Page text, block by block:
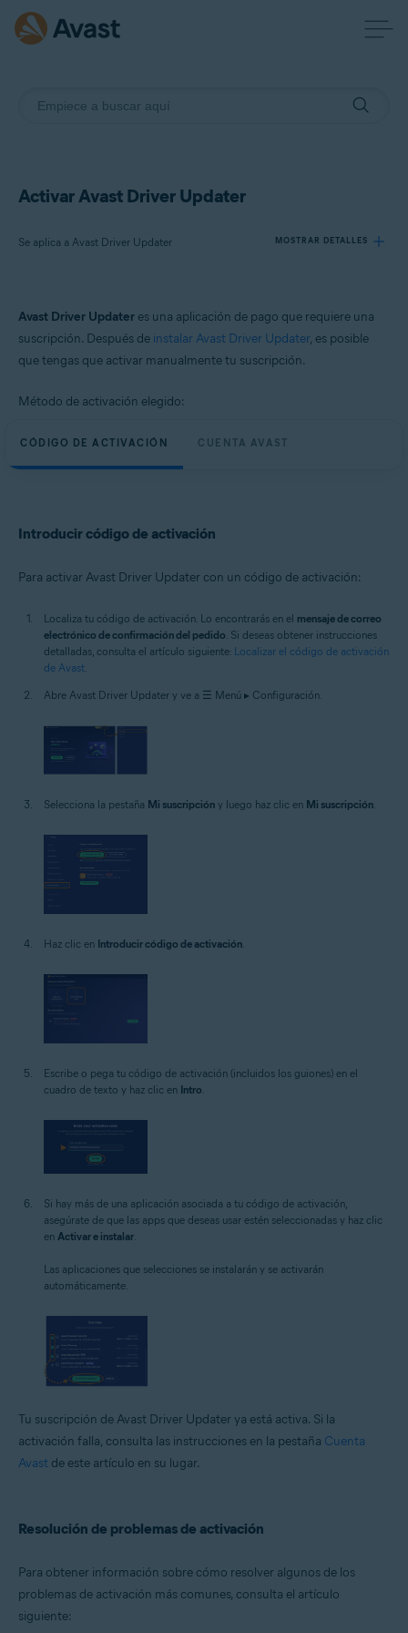
Activar Avast Driver Updater
Se aplica a Avast Driver Updater MOSTRAR DETALLES
Productos:
Avast Driver Updater
Windows
Avast Driver Updater es una aplicación de pago que requiere una
suscripción. Después de instalar Avast Driver Updater, es posible
que tengas que activar manualmente tu suscripción.
Método de activación elegido:
CÓDIGO DE ACTIVACIÓN CUENTA AVAST
Introducir código de activación
Para activar Avast Driver Updater con un código de activación:
Localiza tu código de activación. Lo encontrarás en el mensaje de correo
electrónico de confirmación del pedido. Si deseas obtener instrucciones
detalladas, consulta el artículo siguiente: Localizar el código de activación
de Avast.
Abre Avast Driver Updater y ve a ☰ Menú ▸ Configuración.
Selecciona la pestaña Mi suscripción y luego haz clic en Mi suscripción
Haz clic en Introducir código de activación.
Escribe o pega tu código de activación (incluidos los guiones) en el
cuadro de texto y haz clic en Intro.
Si hay más de una aplicación asociada a tu código de activación,
asegúrate de que las apps que deseas usar estén seleccionadas y haz clic
en Activar e instalar
Las aplicaciones que selecciones se instalarán y se activarán
automáticamente.
Tu suscripción de Avast Driver Updater ya está activa. Si la
activación falla, consulta las instrucciones en la pestaña Cuenta
Avast de este artículo en su lugar.
Resolución de problemas de activación
Para obtener información sobre cómo resolver algunos de los
problemas de activación más comunes, consulta el artículo
siguiente: